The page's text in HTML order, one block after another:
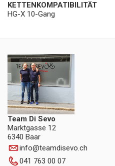
KETTENKOMPATIBILITÄT
HG-X 10-Gang
Team Di Sevo
Marktgasse 12
6340 Baar
info@teamdisevo.ch
041 763 00 07